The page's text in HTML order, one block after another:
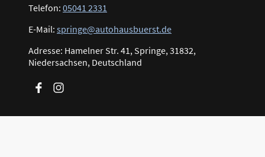
Telefon: 05041 2331
E-Mail: springe@autohausbuerst.de
Adresse: Hamelner Str. 41, Springe, 31832,
Niedersachsen, Deutschland